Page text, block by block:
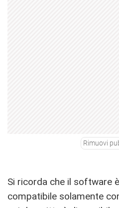
Rimuovi
Si ricorda che il software
compatibile solamente